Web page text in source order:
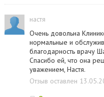
настя
Очень довольна
нормальные и
благодарность врачу
Спасибо ей, что она
уважением, Настя.
Отзыв оставлен